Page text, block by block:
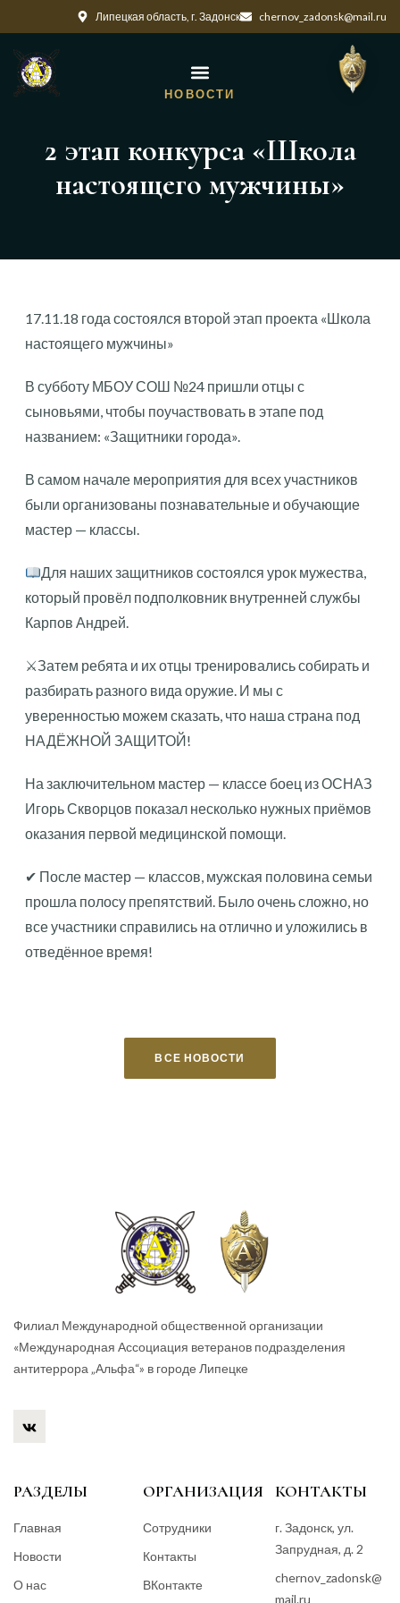
Липецкая область, г. Задонск chernov_zadonsk@mail.ru
НОВОСТИ
2 этап конкурса «Школа
настоящего мужчины»
17.11.18 года состоялся второй этап проекта «Школа
настоящего мужчины»
В субботу МБОУ СОШ №24 пришли отцы с
сыновьями, чтобы поучаствовать в этапе под
названием: «Защитники города».
В самом начале мероприятия для всех участников
были организованы познавательные и обучающие
мастер — классы.
Для наших защитников состоялся урок мужества,
который провёл подполковник внутренней службы
Карпов Андрей.
⚔Затем ребята и их отцы тренировались собирать и
разбирать разного вида оружие. И мы с
уверенностью можем сказать, что наша страна под
НАДЁЖНОЙ ЗАЩИТОЙ!
На заключительном мастер — классе боец из ОСНАЗ
Игорь Скворцов показал несколько нужных приёмов
оказания первой медицинской помощи.
✔ После мастер — классов, мужская половина семьи
прошла полосу препятствий. Было очень сложно, но
все участники справились на отлично и уложились в
отведённое время!
ВСЕ НОВОСТИ
Филиал Международной общественной организации
«Международная Ассоциация ветеранов подразделения
антитеррора „Альфа“» в городе Липецке
РАЗДЕЛЫ
Главная
Новости
О нас
ОРГАНИЗАЦИЯ
Сотрудники
Контакты
ВКонтакте
КОНТАКТЫ
г. Задонск, ул.
Запрудная, д. 2
chernov_zadonsk@
mail.ru